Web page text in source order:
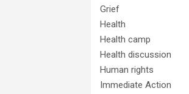
Grief
Health
Health camp
Health discussion
Human rights
Immediate Action